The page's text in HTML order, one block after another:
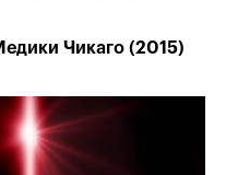
Чикаго (2015)